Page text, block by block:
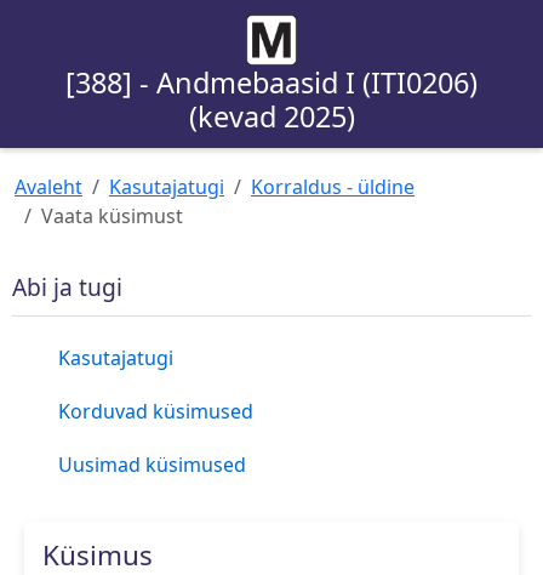
[388] - Andmebaasid I (ITI0206)
(kevad 2025)
Avaleht Kasutajatugi
Korraldus - üldine
Vaata küsimust
Abi ja tugi
Kasutajatugi
Korduvad küsimused
Uusimad küsimused
Küsimus